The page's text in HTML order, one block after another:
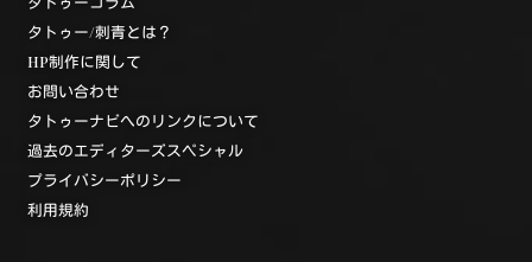
タトゥー/刺青とは？
HP制作に関して
お問い合わせ
タトゥーナビへのリンクについて
過去のエディターズスペシャル
プライバシーポリシー
利用規約